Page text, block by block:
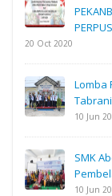
20 Oct 2020
Lomba
10 Jun
SMK
10 Jun